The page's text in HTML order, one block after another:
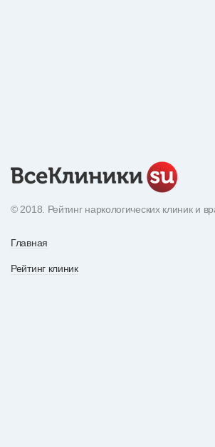
© 2018. Рейтинг наркологических клиник и
Главная
Рейтинг клиник